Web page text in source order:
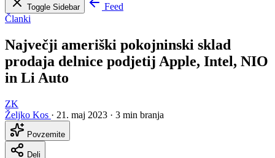
Toggle Sidebar
Feed
Članki
Največji ameriški pokojninski sklad
prodaja delnice podjetij Apple, Intel, NIO
in Li Auto
ZK
Željko Kos · 21. maj 2023 · 3 min branja
Povzemite
Deli